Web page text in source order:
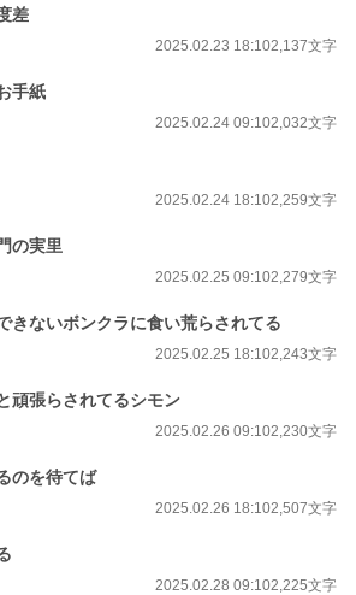
差
2025.02.23 18:102,137文字
手紙
2025.02.24 09:102,032文字
2025.02.24 18:102,259文字
の実里
2025.02.25 09:102,279文字
きないボンクラに食い荒らされてる
2025.02.25 18:102,243文字
頑張らされてるシモン
2025.02.26 09:102,230文字
のを待てば
2025.02.26 18:102,507文字
2025.02.28 09:102,225文字